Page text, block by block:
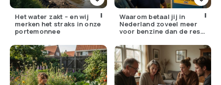
Het water zakt – en wij
merken het straks in onze
portemonnee
Waarom betaal jij in
Nederland zoveel meer
voor benzine dan de rest